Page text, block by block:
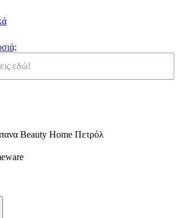
Beauty Home Πετρόλ